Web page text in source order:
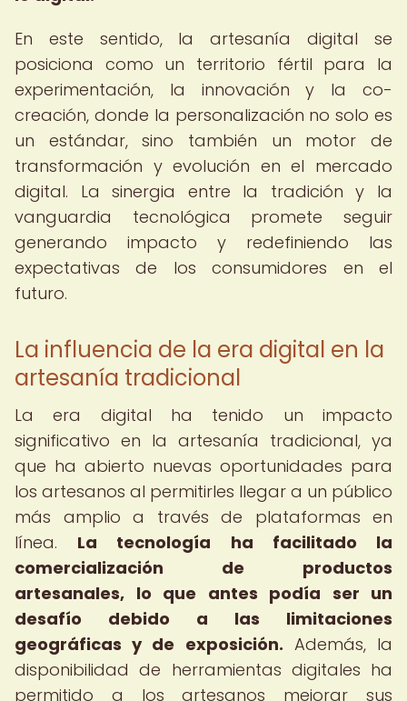
En este sentido, la artesanía digital se
posiciona como un territorio fértil para la
experimentación, la innovación y la co-
creación, donde la personalización no solo es
un estándar, sino también un motor de
transformación y evolución en el mercado
digital. La sinergia entre la tradición y la
vanguardia tecnológica promete seguir
generando impacto y redefiniendo las
expectativas de los consumidores en el
futuro.
La influencia de la era digital en la
artesanía tradicional
La era digital ha tenido un impacto
significativo en la artesanía tradicional, ya
que ha abierto nuevas oportunidades para
los artesanos al permitirles llegar a un público
más amplio a través de plataformas en
línea. La tecnología ha facilitado la
comercialización de productos
artesanales, lo que antes podía ser un
desafío debido a las limitaciones
geográficas y de exposición. Además, la
disponibilidad de herramientas digitales ha
permitido a los artesanos mejorar sus